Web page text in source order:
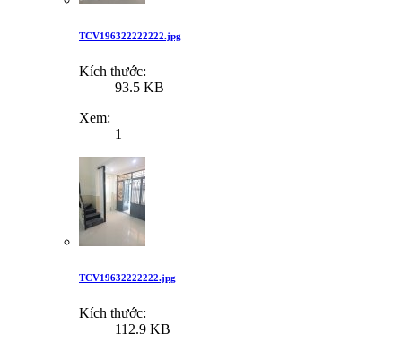
TCV196322222222.jpg
Kích thước:
93.5 KB
Xem:
1
TCV19632222222.jpg
Kích thước:
112.9 KB